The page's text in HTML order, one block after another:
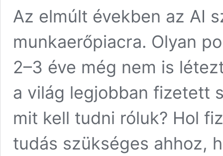
Az elmúlt években az AI
munkaerőpiacra. Olyan
2–3 éve még nem is
a világ legjobban fizetett
mit kell tudni róluk? Hol
tudás szükséges ahhoz,